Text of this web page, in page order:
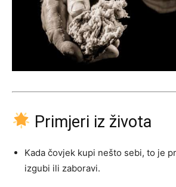
Primjeri iz života
Kada čovjek kupi nešto sebi, to je
izgubi ili zaboravi.